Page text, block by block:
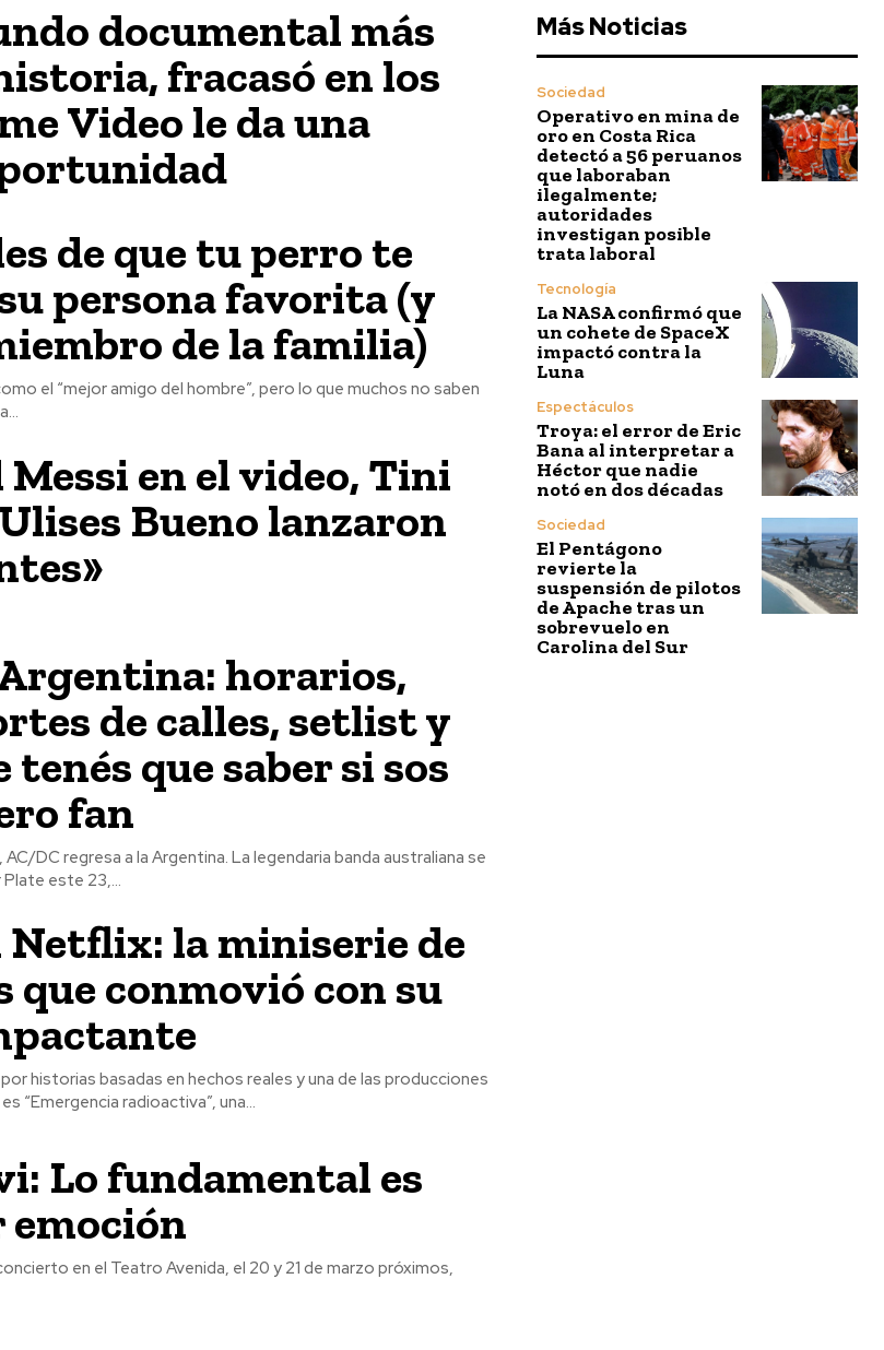
documental más
fracasó en los
Video le da una
de que tu perro te
persona favorita (y
de la familia)
el “mejor amigo del hombre”, pero lo que muchos no saben
en el video, Tini
Bueno lanzaron
horarios,
de calles, setlist y
tenés que saber si sos
fan
DC regresa a la Argentina. La legendaria banda australiana se
este 23,...
Netflix: la miniserie de
que conmovió con su
historias basadas en hechos reales y una de las producciones
“Emergencia radioactiva”, una...
Lo fundamental es
en el Teatro Avenida, el 20 y 21 de marzo próximos,
Más Noticias
Sociedad
Operativo en mina de
oro en Costa Rica
detectó a 56 peruanos
que laboraban
ilegalmente;
autoridades
investigan posible
trata laboral
Tecnología
La NASA confirmó que
un cohete de SpaceX
impactó contra la
Luna
Espectáculos
Troya: el error de Eric
Bana al interpretar a
Héctor que nadie
notó en dos décadas
Sociedad
El Pentágono
revierte la
suspensión de pilotos
de Apache tras un
sobrevuelo en
Carolina del Sur